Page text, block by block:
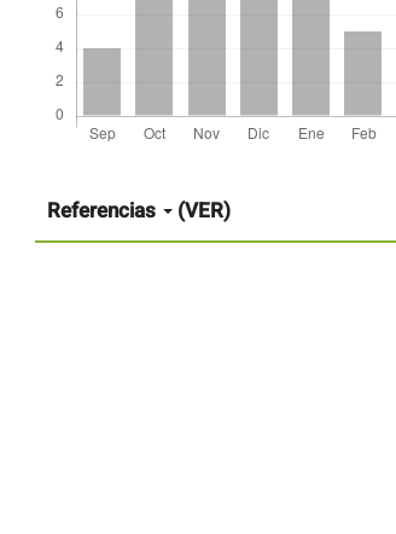
artículo
Referencias (VER)